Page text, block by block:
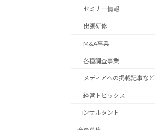
セミナー情報
出張研修
M&A事業
各種調査事業
メディアへの掲載記事など
経営トピックス
コンサルタント